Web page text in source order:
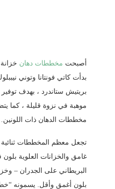
أصبحت مخططات دهان
بدأت كاتي فونتانا وتوني
بريتيش ستاندرد ، بهدف توفير
موهبة في نزوة قليلة ، كما
مخططات الدهان ذات اللونين.
تجعل معظم المخططات ثنائية
غامق والخزانات العلوية بلون
البريطاني على الجدران –
بلون أغمق وأقل. يسمونه